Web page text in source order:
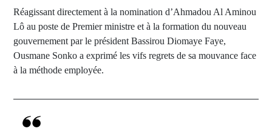
Réagissant directement à la nomination d’Ahmadou Al Aminou
Lô au poste de Premier ministre et à la formation du nouveau
gouvernement par le président Bassirou Diomaye Faye,
Ousmane Sonko a exprimé les vifs regrets de sa mouvance face
à la méthode employée.